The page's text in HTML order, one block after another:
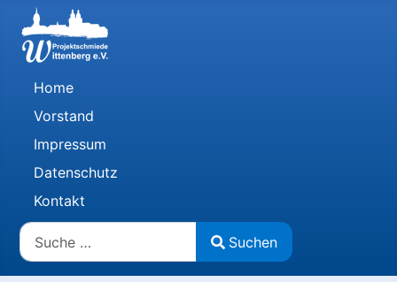
Home
Vorstand
Impressum
Datenschutz
Kontakt
Suchen
Type 2 or more characters for results.
Suchen